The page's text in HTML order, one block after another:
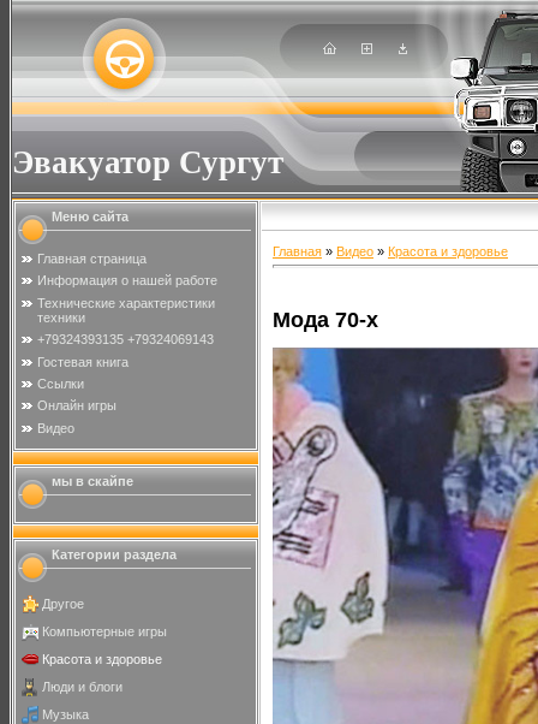
Эвакуатор Сургут
Меню сайта
Главная страница
Информация о нашей работе
Технические характеристики
техники
+79324393135 +79324069143
Гостевая книга
Ссылки
Онлайн игры
Видео
мы в скайпе
Категории раздела
Другое
Компьютерные игры
Красота и здоровье
Люди и блоги
Музыка
Главная » Видео » Красота и здоровье
Мода 70-х